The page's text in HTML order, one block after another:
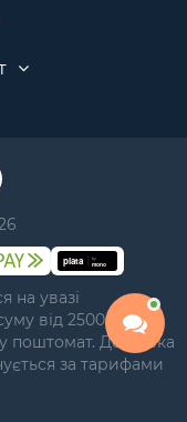
на увазі
від 2500 грн у
поштомат. Доставка
за тарифами